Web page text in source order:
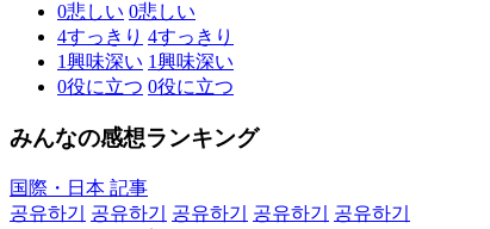
0悲しい 0悲しい
4すっきり 4すっきり
1興味深い 1興味深い
0役に立つ 0役に立つ
みんなの感想ランキング
国際・日本 記事
공유하기
공유하기 공유하기 공유하기
공유하기